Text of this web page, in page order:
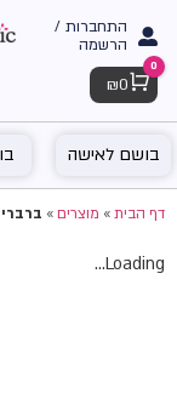
התחברות /
הרשמה
Cart
0
₪ 0
בושם לאישה
דף הבית»מוצרים»ברברי
Loading...